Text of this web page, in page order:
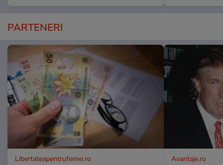
PARTENERI
Libertateapentrufemei.ro Avantaje.ro